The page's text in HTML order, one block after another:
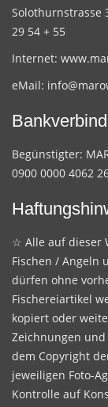
Solothurnstrasse
29 54 + 55
Internet:
eMail:
Begünstigter:
0900 0000 4062
☆ Alle auf dieser
Fischen / Angeln
dürfen ohne
Fischereiartikel
kopiert oder
Zeichnungen
dem Copyright
jeweiligen Foto-
Kontrolle auf